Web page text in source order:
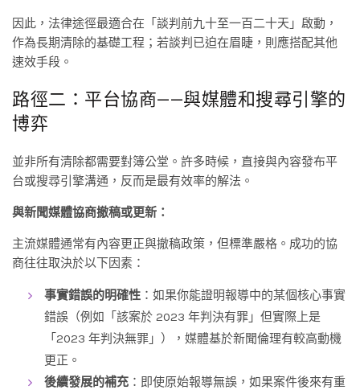
因此，法律途徑最適合在「談判前九十至一百二十天」啟動，
作為長期清除的基礎工程；若談判已迫在眉睫，則應搭配其他
速效手段。
路徑二：平台協商——與媒體和搜尋引擎的
博弈
並非所有清除都需要對簿公堂。許多時候，直接與內容發布平
台或搜尋引擎溝通，反而是最有效率的解法。
與新聞媒體協商撤稿或更新：
主流媒體通常有內容更正與撤稿政策，但標準嚴格。成功的協
商往往取決於以下因素：
事實錯誤的明確性 ：如果你能證明報導中的某個核心事實
錯誤（例如「該案於 2023 年判決有罪」但實際上是
「2023 年判決無罪」），媒體基於新聞倫理有較高動機
更正。
後續發展的補充 ：即使原始報導無誤，如果案件後來有重